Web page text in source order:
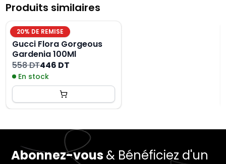
Produits similaires
20% DE REMISE
Gucci Flora Gorgeous
Gardenia 100Ml
558 DT446 DT
En stock
Abonnez-vous& Bénéficiez d'un